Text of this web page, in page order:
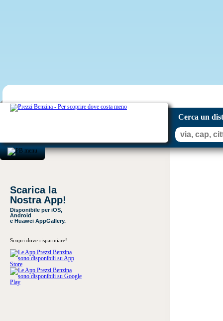
Cerca un
Scarica la
Nostra App!
Disponibile per iOS,
Android
e Huawei AppGallery.
Scopri dove risparmiare!